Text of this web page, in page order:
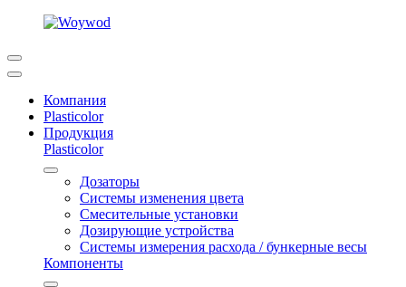
Компания
Plasticolor
Продукция
Plasticolor
Дозаторы
Системы изменения цвета
Смесительные установки
Дозирующие устройства
Системы измерения расхода / бункерные весы
Компоненты